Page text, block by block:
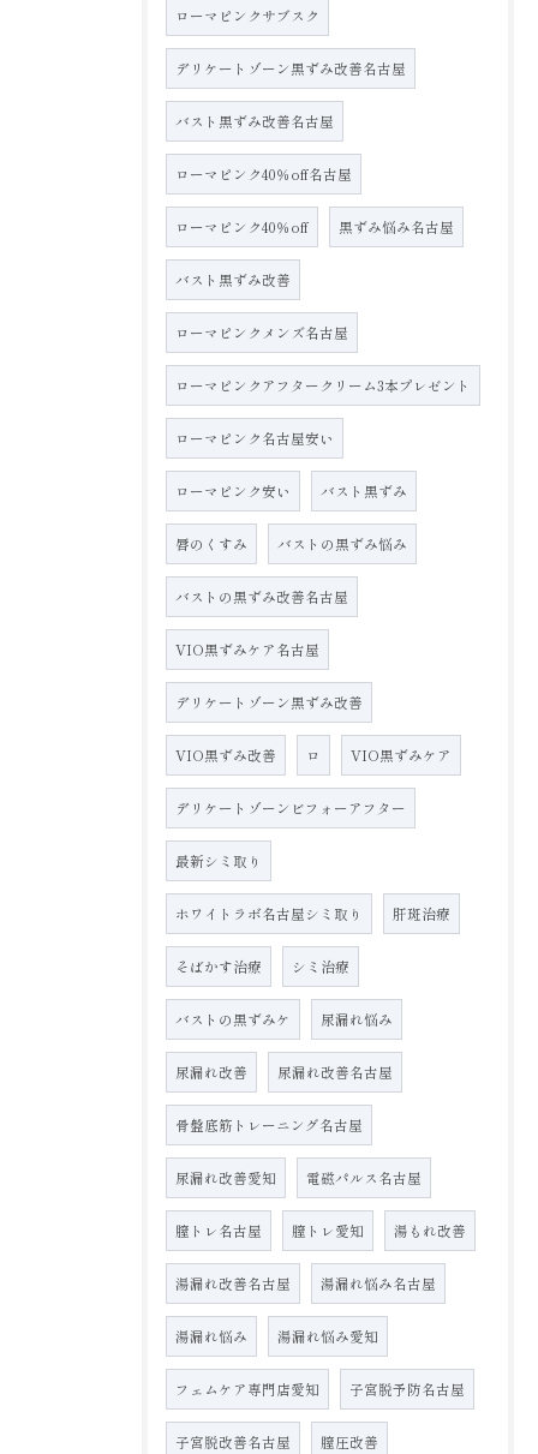
ローマピンクサブスク
デリケートゾーン黒ずみ改善名古屋
バスト黒ずみ改善名古屋
ローマピンク40％off名古屋
ローマピンク40％off 黒ずみ悩み名古屋
バスト黒ずみ改善
ローマピンクメンズ名古屋
ローマピンクアフタークリーム3本プレゼント
ローマピンク名古屋安い
ローマピンク安い バスト黒ずみ
唇のくすみ バストの黒ずみ悩み
バストの黒ずみ改善名古屋
VIO黒ずみケア名古屋
デリケートゾーン黒ずみ改善
VIO黒ずみ改善 ロ VIO黒ずみケア
デリケートゾーンビフォーアフター
最新シミ取り
ホワイトラボ名古屋シミ取り 肝斑治療
そばかす治療 シミ治療
バストの黒ずみケ 尿漏れ悩み
尿漏れ改善 尿漏れ改善名古屋
骨盤底筋トレーニング名古屋
尿漏れ改善愛知 電磁パルス名古屋
膣トレ名古屋 膣トレ愛知 湯もれ改善
湯漏れ改善名古屋 湯漏れ悩み名古屋
湯漏れ悩み 湯漏れ悩み愛知
フェムケア専門店愛知 子宮脱予防名古屋
子宮脱改善名古屋 膣圧改善